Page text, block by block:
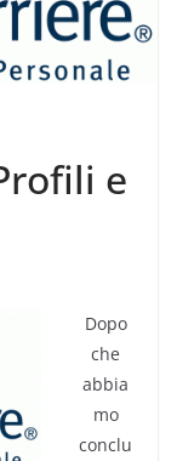
e
Dopo
che
abbia
mo
conclu